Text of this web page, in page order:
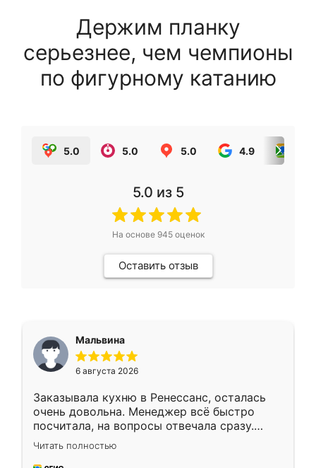
Держим планку
серьезнее, чем чемпионы
по фигурному катанию
5.0 5.0 5.0 4.9
5.0 из 5
На основе 945оценок
Оставить отзыв
Мальвина
6 августа 2026
Заказывала кухню в Ренессанс, осталась
очень довольна. Менеджер всё быстро
посчитала, на вопросы отвечала сразу.
Замерщик приехал в субботу, подошёл к
делу со всей ответственностью. Собрали
Читать полностью